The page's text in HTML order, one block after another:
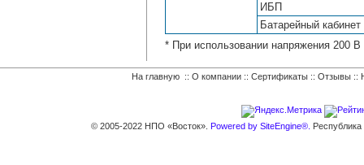
ИБП
Батарейный кабинет
* При использовании напряжения 200
На главную :: О компании :: Сертификаты :: Отзывы ::
© 2005-2022 НПО «Восток». Powered by SiteEngine®.